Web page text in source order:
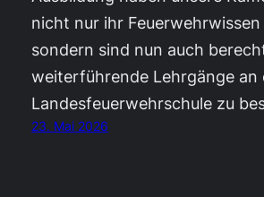
nicht nur ihr
sondern sind nun auch
weiterführende Lehrgänge an
Landesfeuerwehrschule zu
23. Mai 2026